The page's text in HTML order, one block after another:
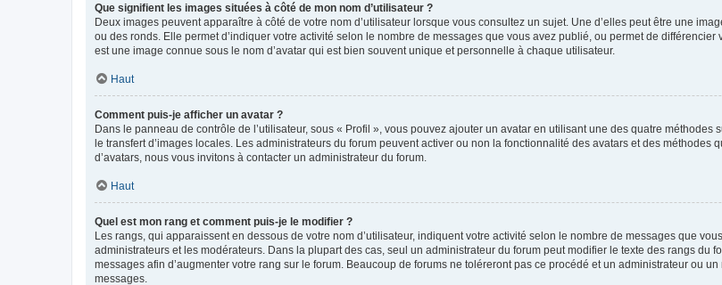
Que signifient les images situées à côté de mon nom d’utilisateur ?
Deux images peuvent apparaître à côté de votre nom d’utilisateur lorsque vous consultez un sujet. Une d’elles peut être une
ou des ronds. Elle permet d’indiquer votre activité selon le nombre de messages que vous avez publié, ou permet de
est une image connue sous le nom d’avatar qui est bien souvent unique et personnelle à chaque utilisateur.
Haut
Comment puis-je afficher un avatar ?
Dans le panneau de contrôle de l’utilisateur, sous « Profil », vous pouvez ajouter un avatar en utilisant une des quatre
le transfert d’images locales. Les administrateurs du forum peuvent activer ou non la fonctionnalité des avatars et des
d’avatars, nous vous invitons à contacter un administrateur du forum.
Haut
Quel est mon rang et comment puis-je le modifier ?
Les rangs, qui apparaissent en dessous de votre nom d’utilisateur, indiquent votre activité selon le nombre de messages que
administrateurs et les modérateurs. Dans la plupart des cas, seul un administrateur du forum peut modifier le texte des rangs du
messages afin d’augmenter votre rang sur le forum. Beaucoup de forums ne toléreront pas ce procédé et un administrateur ou
messages.